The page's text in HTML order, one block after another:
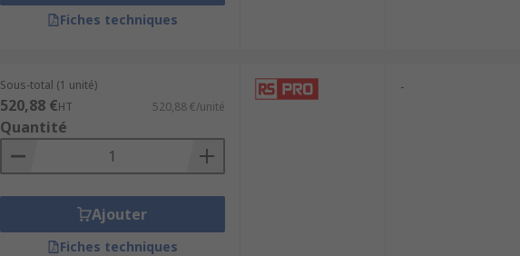
Fiches techniques
Sous-total (1 unité)
520,88 €HT 520,88 €/unité
Quantité
Ajouter
Fiches techniques
-